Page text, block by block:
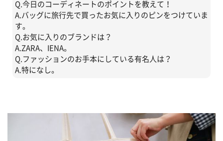
Q.今日のコーディネートのポイントを教えて！
A.バッグに旅行先で買ったお気に入りのピンをつけていま
す。
Q.お気に入りのブランドは？
A.ZARA、IENA。
Q.ファッションのお手本にしている有名人は？
A.特になし。